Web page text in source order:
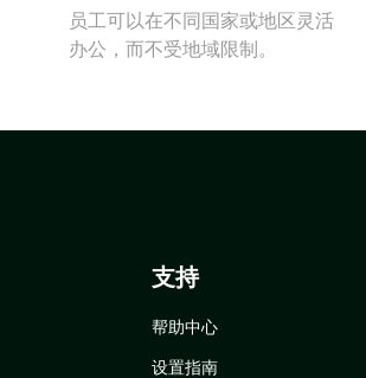
员工可以在不同国家或地区灵活
办公，而不受地域限制。
支持
帮助中心
设置指南